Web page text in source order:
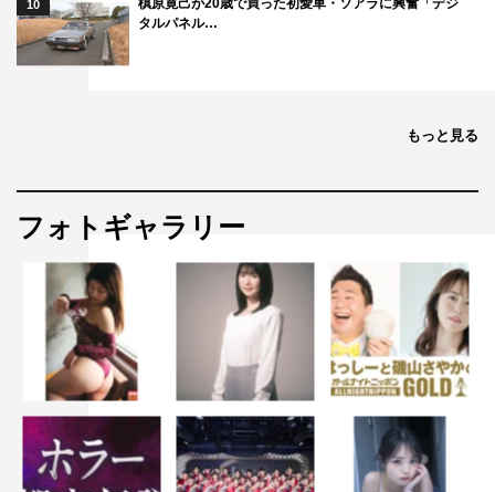
10
タルパネル…
もっと見る
フォトギャラリー